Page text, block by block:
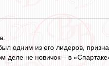
одним из его лидеров,
деле не новичок – в